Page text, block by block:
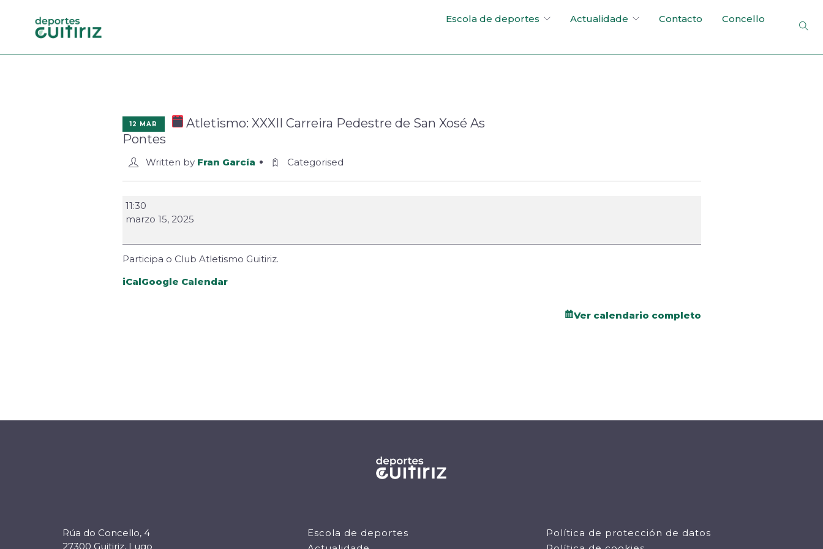
Escola de deportes Actualidade Contacto Concello
12 MAR
Atletismo: XXXII Carreira Pedestre de San Xosé As
Pontes
Written by Fran García Categorised
11:30
marzo 15, 2025
Participa o Club Atletismo Guitiriz.
iCalGoogle Calendar
Ver calendario completo
Rúa do Concello, 4
27300 Guitiriz, Lugo
Escola de deportes
Política de protección de datos